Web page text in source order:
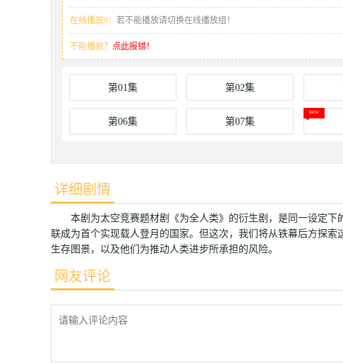
在线播放9： 若不能播放请切换在线播放组！
不能播放？ 点此报错！
第01集 第02集
第06集 第07集
详细剧情
本剧为太空竞赛题材剧《为全人类》的衍生剧，是同一设定下
联成为首个实现载人登月的国家。但这次，我们将从铁幕后方探
生存图景，以及他们为推动人类进步所承担的风险。
网友评论